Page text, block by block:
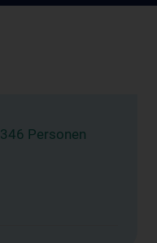
346 Personen